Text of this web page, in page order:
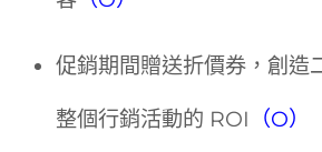
促銷期間贈送折價券，創造
整個行銷活動的 ROI （O）